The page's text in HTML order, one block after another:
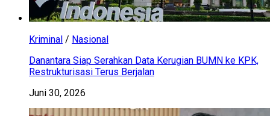
Kriminal / Nasional
Danantara Siap Serahkan Data Kerugian BUMN ke KPK,
Restrukturisasi Terus Berjalan
Juni 30, 2026